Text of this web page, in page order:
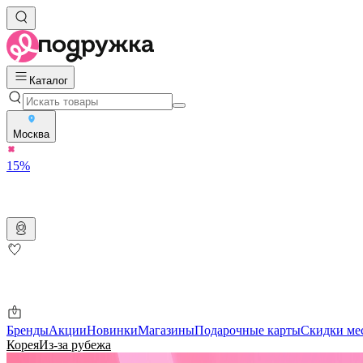
Каталог
Москва
15%
БрендыАкцииНовинкиМагазиныПодарочные картыСкидки
КореяИз-за рубежа